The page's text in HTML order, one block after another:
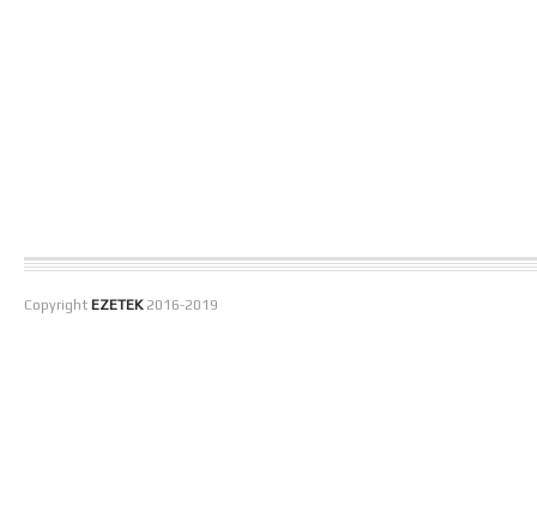
Copyright EZETEK2016-2019